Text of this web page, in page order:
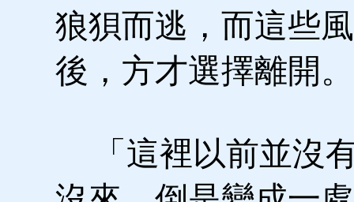
狼狽而逃，而這些
後，方才選擇離開。
「這裡以前並沒